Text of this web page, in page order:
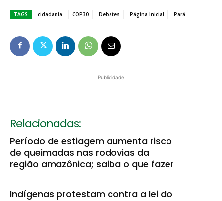
TAGS cidadania COP30 Debates Página Inicial Pará
Publicidade
Relacionadas:
Período de estiagem aumenta risco
de queimadas nas rodovias da
região amazônica; saiba o que fazer
Indígenas protestam contra a lei do